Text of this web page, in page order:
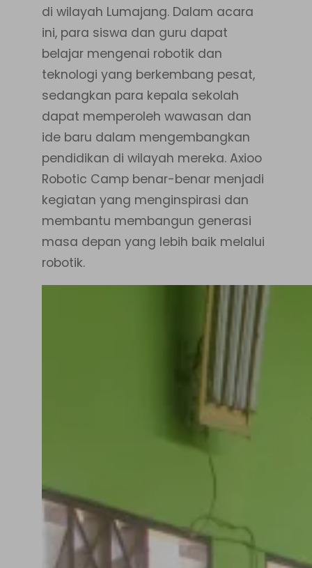
di wilayah Lumajang. Dalam acara
ini, para siswa dan guru dapat
belajar mengenai robotik dan
teknologi yang berkembang pesat,
sedangkan para kepala sekolah
dapat memperoleh wawasan dan
ide baru dalam mengembangkan
pendidikan di wilayah mereka. Axioo
Robotic Camp benar-benar menjadi
kegiatan yang menginspirasi dan
membantu membangun generasi
masa depan yang lebih baik melalui
robotik.